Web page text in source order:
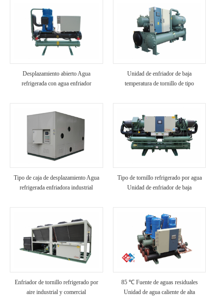
Desplazamiento abierto Agua
refrigerada con agua enfriador
Unidad de enfriador de baja
temperatura de tornillo de tipo
Tipo de caja de desplazamiento Agua
refrigerada enfriadora industrial
Tipo de tornillo refrigerado por agua
Unidad de enfriador de baja
Enfriador de tornillo refrigerado por
aire industrial y comercial
85 ℃ Fuente de aguas residuales
Unidad de agua caliente de alta